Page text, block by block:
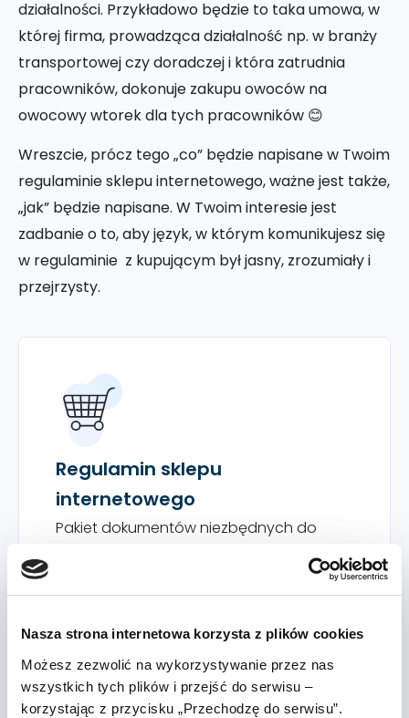
Nasza strona internetowa korzysta z plików cookies
Możesz zezwolić na wykorzystywanie przez nas
wszystkich tych plików i przejść do serwisu –
korzystając z przycisku „Przechodzę do serwisu”.
działalności. Przykładowo będzie to taka umowa, w
której firma, prowadząca działalność np. w branży
transportowej czy doradczej i która zatrudnia
pracowników, dokonuje zakupu owoców na
owocowy wtorek dla tych pracowników 😊
Wreszcie, prócz tego „co” będzie napisane w Twoim
regulaminie sklepu internetowego, ważne jest także,
„jak” będzie napisane. W Twoim interesie jest
zadbanie o to, aby język, w którym komunikujesz się
w regulaminie z kupującym był jasny, zrozumiały i
przejrzysty.
Regulamin sklepu
internetowego
Pakiet dokumentów niezbędnych do
Polsce
399 zł netto / rok
to tylko 33,25 zł netto / miesiąc!